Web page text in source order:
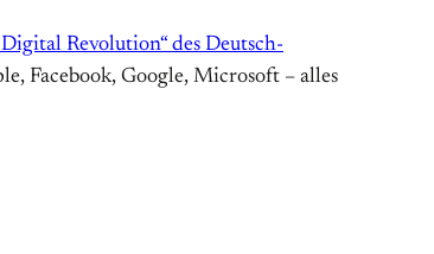
Revolution“ des Deutsch-
Facebook, Google, Microsoft – alles